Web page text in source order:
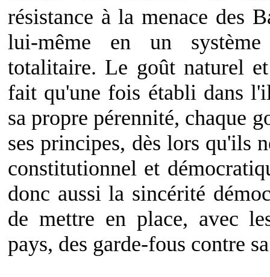
résistance à la menace des
lui-même en un
totalitaire. Le goût naturel
fait qu'une fois établi dans
sa propre pérennité, chaque
ses principes, dès lors qu'ils
constitutionnel et
donc aussi la sincérité
de mettre en place, avec
pays, des garde-fous contre